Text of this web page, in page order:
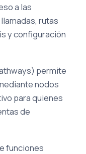
a las
rutas
y configuración
permite
nodos
para quienes
de
funciones